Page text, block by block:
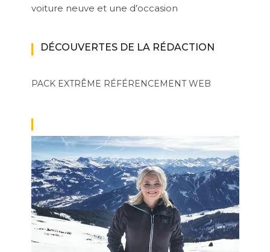
voiture neuve et une d’occasion
DÉCOUVERTES DE LA RÉDACTION
PACK EXTRÊME RÉFÉRENCEMENT WEB